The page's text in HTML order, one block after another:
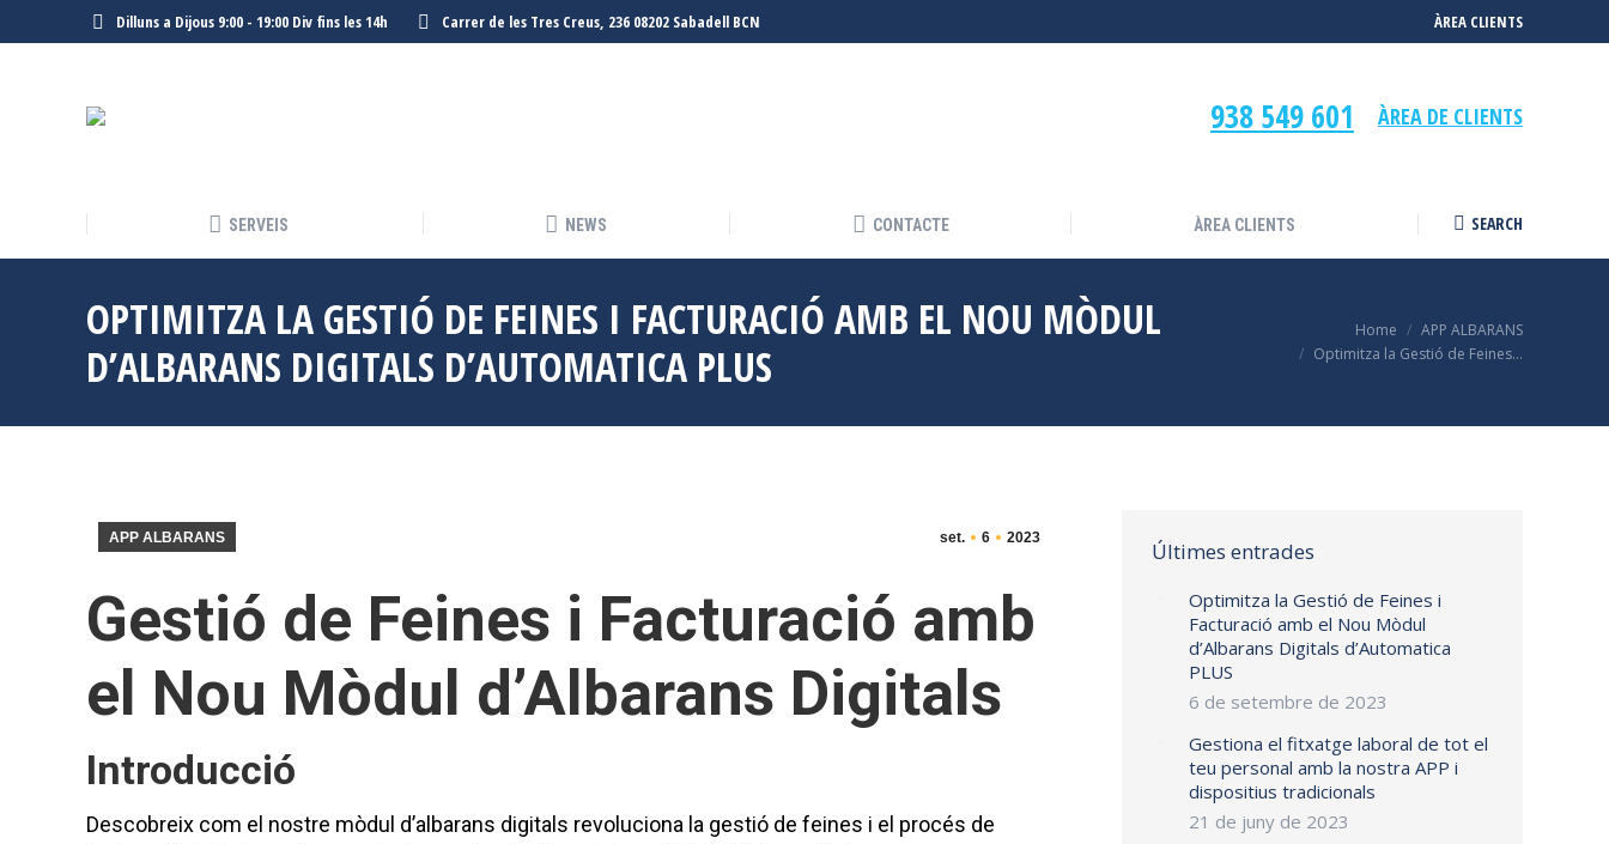
Dilluns a Dijous 9:00 - 19:00 Div fins les 14h Carrer de les Tres Creus, 236 08202 Sabadell BCN ÀREA CLIENTS
938 549 601 ÀREA DE CLIENTS
SERVEIS NEWS CONTACTE ÀREA CLIENTS Search:
SEARCH
OPTIMITZA LA GESTIÓ DE FEINES I FACTURACIÓ AMB EL NOU MÒDUL
D’ALBARANS DIGITALS D’AUTOMATICA PLUS
You are here:
Home
APP ALBARANS
Optimitza la Gestió de Feines…
set. 6 2023
APP ALBARANS
Gestió de Feines i Facturació amb
el Nou Mòdul d’Albarans Digitals
Introducció
Descobreix com el nostre mòdul d’albarans digitals revoluciona la gestió de feines i el procés de
Últimes entrades
Optimitza la Gestió de Feines i
Facturació amb el Nou Mòdul
d’Albarans Digitals d’Automatica
PLUS
6 de setembre de 2023
Gestiona el fitxatge laboral de tot el
teu personal amb la nostra APP i
dispositius tradicionals
21 de juny de 2023
Search:
SEARCH